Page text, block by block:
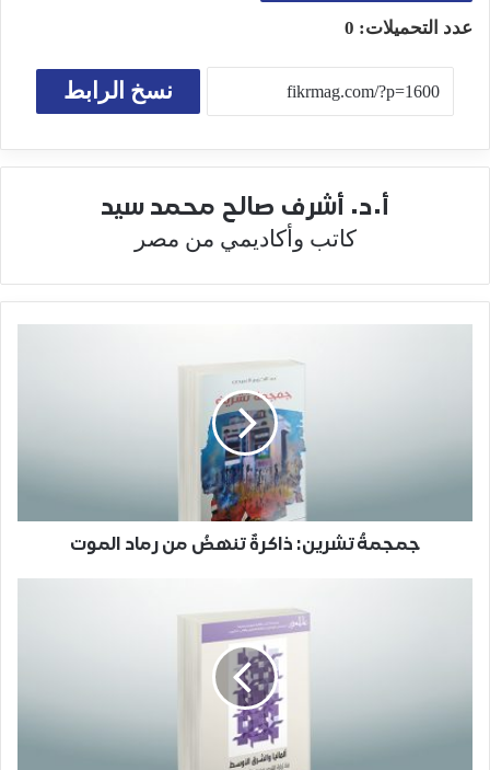
عدد التحميلات: 0
نسخ الرابط
أ.د. أشرف صالح محمد سيد
كاتب وأكاديمي من مصر
جمجمةُ تشرين: ذاكرةٌ تنهضُ من رماد الموت